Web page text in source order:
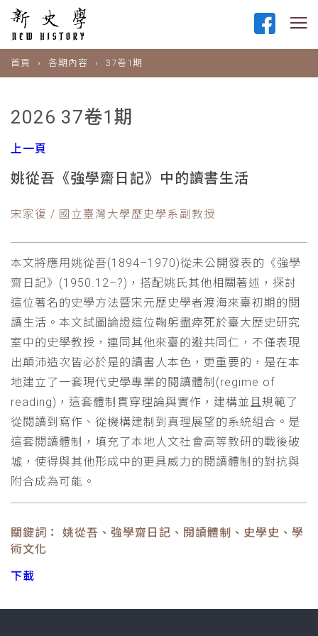
首頁 各期內容 37卷1期
2026 37卷1期
上一頁
姚從吾《強學齋日記》中的讀書生活
宋家復 / 國立臺灣大學歷史學系副教授
本文將應用姚從吾(1894–1970)從未公開發表的《強學
齋日記》(1950.12–?)，搭配姚氏其他相關著述，探討
這位著名的史學方法暨宋元歷史學者渡海來臺初期的閱
讀生活。本文試圖論證這位鞠躬盡瘁死於臺大歷史研究
室中的史學教授，連同其他來臺的避共同仁，不僅表現
出顛沛造次皆必於是的讀書人本色，更重要的，是在本
地建立了一套現代史學專業的閱讀體制(regime of
reading)，這套體制貫穿理論與實作，建構並且規範了
從閱讀到寫作、從機構建制到真理展望的系統組合。是
這套閱讀體制，填充了本地人文社會高等教研的戰後破
墟，使得與其他形成中的更具威力的閱讀體制的對抗與
附合成為可能。
關鍵詞： 姚從吾、強學齋日記、閱讀體制、史學史、學
術文化
下載